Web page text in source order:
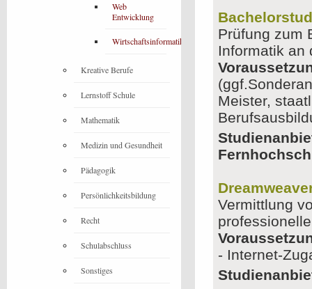
Prüfung zum
Informatik an
Meister,
Vermittlung
- Internet-
Web
Entwicklung
Wirtschaftsinformatik
Kreative Berufe
Lernstoff Schule
Mathematik
Medizin und Gesundheit
Pädagogik
Persönlichkeitsbildung
Recht
Schulabschluss
Sonstiges